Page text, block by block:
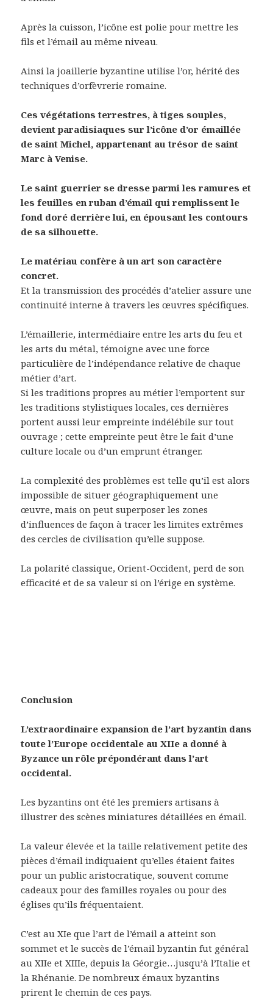
Après la cuisson, l’icône est polie pour mettre les
fils et l’émail au même niveau.
Ainsi la joaillerie byzantine utilise l’or, hérité des
techniques d’orfèvrerie romaine.
Ces végétations terrestres, à tiges souples,
devient paradisiaques sur l’icône d’or émaillée
de saint Michel, appartenant au trésor de saint
Marc à Venise.
Le saint guerrier se dresse parmi les ramures et
les feuilles en ruban d’émail qui remplissent le
fond doré derrière lui, en épousant les contours
de sa silhouette.
Le matériau confère à un art son caractère
concret.
Et la transmission des procédés d’atelier assure une
continuité interne à travers les œuvres spécifiques.
L’émaillerie, intermédiaire entre les arts du feu et
les arts du métal, témoigne avec une force
particulière de l’indépendance relative de chaque
métier d’art.
Si les traditions propres au métier l’emportent sur
les traditions stylistiques locales, ces dernières
portent aussi leur empreinte indélébile sur tout
ouvrage ; cette empreinte peut être le fait d’une
culture locale ou d’un emprunt étranger.
La complexité des problèmes est telle qu’il est alors
impossible de situer géographiquement une
œuvre, mais on peut superposer les zones
d’influences de façon à tracer les limites extrêmes
des cercles de civilisation qu’elle suppose.
La polarité classique, Orient-Occident, perd de son
efficacité et de sa valeur si on l’érige en système.
Conclusion
L’extraordinaire expansion de l’art byzantin dans
toute l’Europe occidentale au XIIe a donné à
Byzance un rôle prépondérant dans l’art
occidental.
Les byzantins ont été les premiers artisans à
illustrer des scènes miniatures détaillées en émail.
La valeur élevée et la taille relativement petite des
pièces d’émail indiquaient qu’elles étaient faites
pour un public aristocratique, souvent comme
cadeaux pour des familles royales ou pour des
églises qu’ils fréquentaient.
C’est au XIe que l’art de l’émail a atteint son
sommet et le succès de l’émail byzantin fut général
au XIIe et XIIIe, depuis la Géorgie…jusqu’à l’Italie et
la Rhénanie. De nombreux émaux byzantins
prirent le chemin de ces pays.